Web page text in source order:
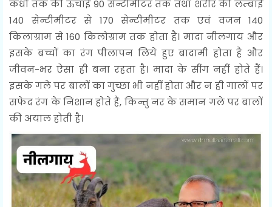
कंधों तक की ऊंचाई 90 सेन्टीमीटर तक तथा शरीर की लम्बाई
140 सेन्टीमीटर से 170 सेन्टीमीटर तक एवं वजन 140
किलाग्राम से 160 किलोग्राम तक होता है। मादा नीलगाय और
इसके बच्चों का रंग पीलापन लिये हुए बादामी होता है और
जीवन-भर ऐसा ही बना रहता है। मादा के सींग नहीं होते हैं।
इसके गले पर बालों का गुच्छा भी नहीं होता और न ही गालों पर
सफेद रंग के निशान होते हैं, किन्तु नर के समान गले पर बालों
की अयाल होती है।